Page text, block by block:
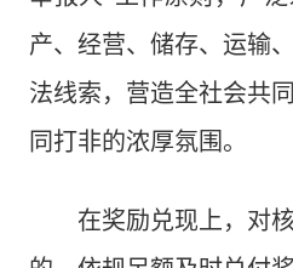
产、经营、储存、运输
法线索，营造全社会共
同打非的浓厚氛围。
在奖励兑现上，对核